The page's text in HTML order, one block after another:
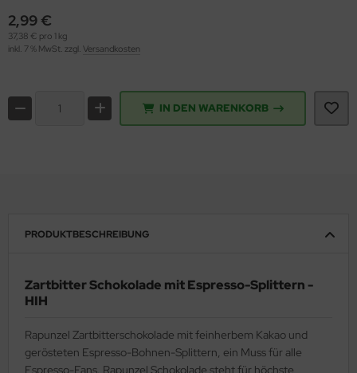
2,99 €
37,38 € pro 1 kg
inkl. 7 % MwSt. zzgl. Versandkosten
IN DEN WARENKORB
PRODUKTBESCHREIBUNG
Zartbitter Schokolade mit Espresso-Splittern -
HIH
Rapunzel Zartbitterschokolade mit feinherbem Kakao und
gerösteten Espresso-Bohnen-Splittern, ein Muss für alle
Espresso-Fans. Rapunzel Schokolade steht für höchste